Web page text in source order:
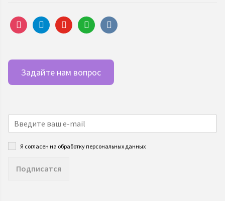
instagramtelegramyoutubewhatsappvkontakte
Задайте нам вопрос
Я согласен на обработку персональных данных
Подписатся